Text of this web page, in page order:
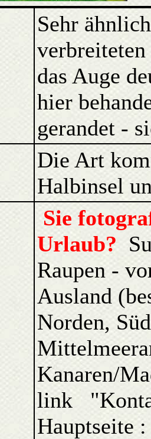
Sehr
das Auge
hier
gerandet -
Die Art
Halbinsel
Sie
Urlaub?
Raupen -
Ausland
Norden,
Kanaren/
link
Hauptseite